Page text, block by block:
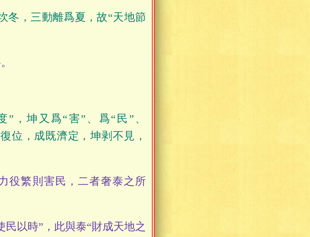
冬，三動離爲夏，故“天地節
，坤又爲“害”、爲“民”、
位，成既濟定，坤剥不見，
役繁則害民，二者奢泰之所
以時”，此與泰“財成天地之